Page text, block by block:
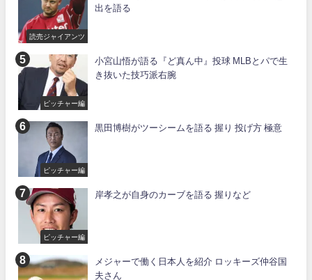
読売ジャイアンツ
出を語る
ピッチャー編
小宮山悟が語る『ど真ん中』投球 MLBとパで生
き抜いた技巧派右腕
ピッチャー編
黒田博樹がツーシームを語る 握り 投げ方 極意
ピッチャー編
岸孝之が自身のカーブを語る 握りなど
メジャーで働く日本人を紹介 ロッキーズ仲谷国
夫さん